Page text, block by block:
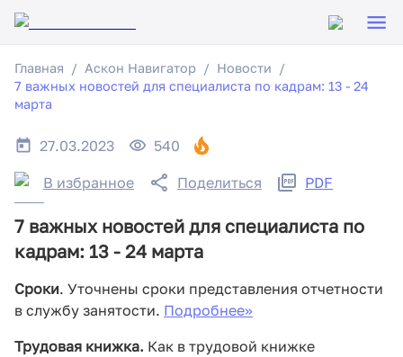
Главная Аскон Навигатор
Новости
7 важных новостей для специалиста по кадрам: 13 - 24
марта
27.03.2023 540
В избранное Поделиться PDF
7 важных новостей для специалиста по
кадрам: 13 - 24 марта
Сроки. Уточнены сроки представления отчетности
в службу занятости. Подробнее>>
Трудовая книжка. Как в трудовой книжке